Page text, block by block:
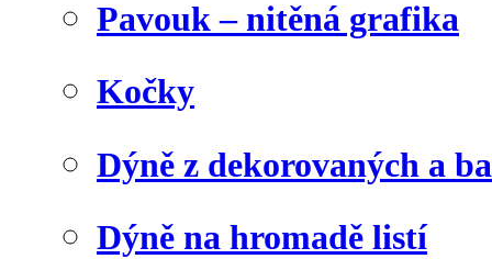
Pavouk – nitěná grafika
Kočky
Dýně z dekorovaných a
Dýně na hromadě listí